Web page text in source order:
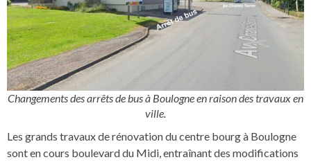
Changements des arrêts de bus à Boulogne en raison des travaux en
ville.
Les grands travaux de rénovation du centre bourg à Boulogne
sont en cours boulevard du Midi, entraînant des modifications